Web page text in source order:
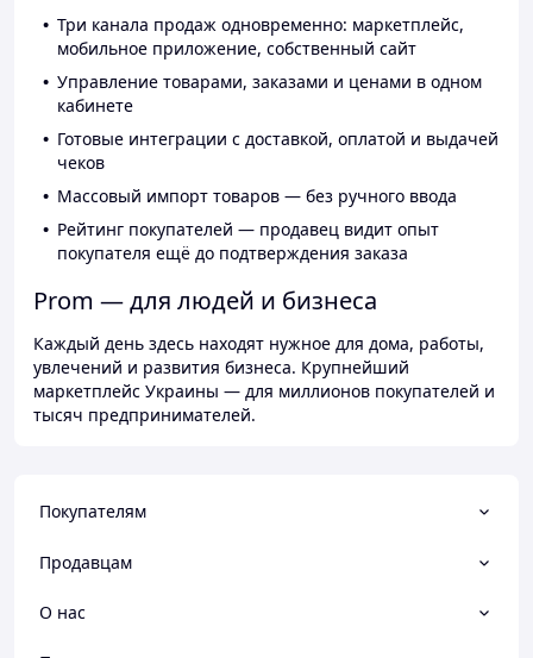
Три канала продаж одновременно: маркетплейс,
мобильное приложение, собственный сайт
Управление товарами, заказами и ценами в одном
кабинете
Готовые интеграции с доставкой, оплатой и выдачей
чеков
Массовый импорт товаров — без ручного ввода
Рейтинг покупателей — продавец видит опыт
покупателя ещё до подтверждения заказа
Prom — для людей и бизнеса
Каждый день здесь находят нужное для дома, работы,
увлечений и развития бизнеса. Крупнейший
маркетплейс Украины — для миллионов покупателей и
тысяч предпринимателей.
Покупателям
Продавцам
О нас